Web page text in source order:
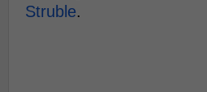
Struble.